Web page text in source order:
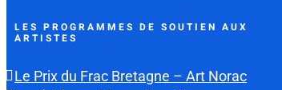
LES PROGRAMMES DE SOUTIEN AUX
ARTISTES
Le Prix du Frac Bretagne – Art Norac